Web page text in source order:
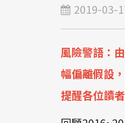
2019-03-
風險警語：
幅偏離假設
提醒各位讀